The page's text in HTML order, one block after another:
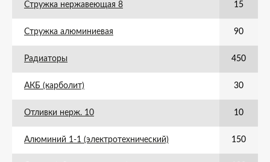
Стружка нержавеющая 8 15
Стружка алюминиевая 90
Радиаторы 450
АКБ (карболит) 30
Отливки нерж. 10 10
Алюминий 1-1 (электротехнический) 150